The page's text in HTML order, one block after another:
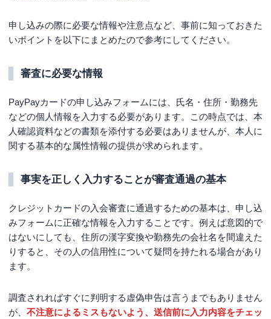
申し込みの際に必要な情報や注意点など、事前に知っておきた
いポイントを以下にまとめたので参考にしてください。
審査に必要な情報
PayPayカードの申し込みフォームには、氏名・住所・勤務先
などの個人情報を入力する必要があります。この時点では、本
人確認資料などの書類を添付する必要はありませんが、本人に
関する基本的な属性情報の提供が求められます。
事実を正しく入力することが審査通過の基本
クレジットカードの入会審査に通過するための基本は、申し込
みフォームに正確な情報を入力することです。例えば意図的で
はないにしても、住所の漢字変換や勤務先の会社名を間違えた
りすると、その人の信用性について疑問を持たれる場合があり
ます。
調査されればすぐに判明する虚偽申告は言うまでもありません
が、 不注意によるミスもないよう、送信前に入力内容をチェッ